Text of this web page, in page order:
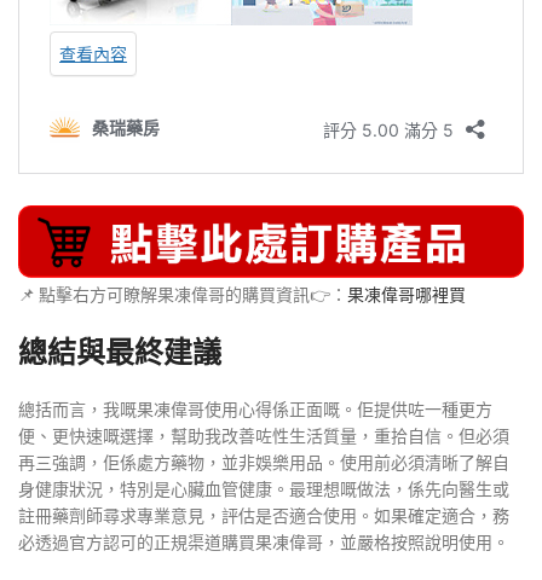
📌 點擊右方可瞭解果凍偉哥的購買資訊👉： 果凍偉哥哪裡買
總結與最終建議
總括而言，我嘅果凍偉哥使用心得係正面嘅。佢提供咗一種更方
便、更快速嘅選擇，幫助我改善咗性生活質量，重拾自信。但必須
再三強調，佢係處方藥物，並非娛樂用品。使用前必須清晰了解自
身健康狀況，特別是心臟血管健康。最理想嘅做法，係先向醫生或
註冊藥劑師尋求專業意見，評估是否適合使用。如果確定適合，務
必透過官方認可的正規渠道購買果凍偉哥，並嚴格按照說明使用。